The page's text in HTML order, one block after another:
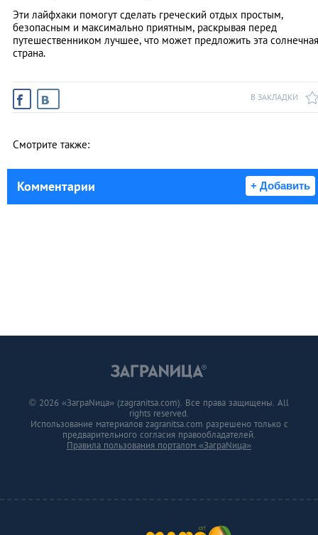
Эти лайфхаки помогут сделать греческий отдых простым,
безопасным и максимально приятным, раскрывая перед
путешественником лучшее, что может предложить эта солнечная
страна.
В ЗАКЛАДКИ
Смотрите также:
Комментарии + Добавить
© 2026 «ЗаграNица» (zagranitsa.com). Все права защищены. All
rights reserved.
Использование материалов zagranitsa.com разрешено только с
предварительного согласия правообладателей.
Правила пользования порталом «ЗаграNица»